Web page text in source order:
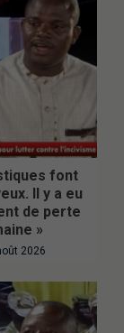
font
Il y a eu
de perte
»
2026